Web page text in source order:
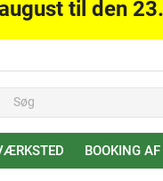
til den
BOOKING